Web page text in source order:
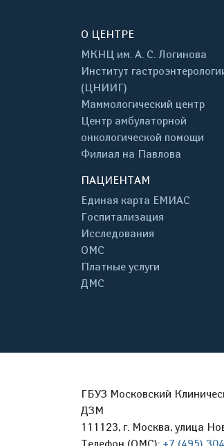
О ЦЕНТРЕ
МКНЦ им. А. С. Логинова
Институт
(ЦНИИГ)
Маммологический центр
Центр амбулаторной
онкологической помощи
Филиал на Павлова
ПАЦИЕНТАМ
Единая карта ЕМИАС
Госпитализация
Исследования
ОМС
Платные услуги
ДМС
ГБУЗ Московский
ДЗМ
111123, г. Москва, улица